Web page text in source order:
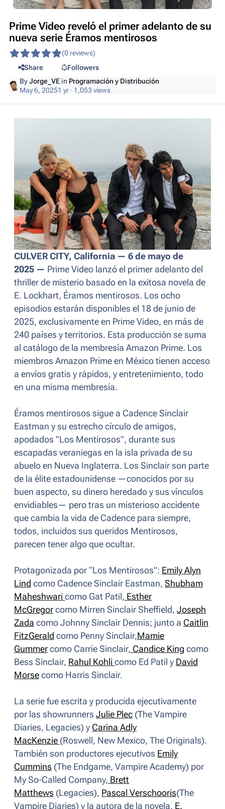
Prime Video reveló el primer adelanto de su
nueva serie Éramos mentirosos
(0 reviews)
Share
Followers
ByJorge_VE in Programación y Distribución
May 6, 20251 yr · 1,053 views
CULVER CITY, California — 6 de mayo de
2025 — Prime Video lanzó el primer adelanto del
thriller de misterio basado en la exitosa novela de
E. Lockhart, Éramos mentirosos. Los ocho
episodios estarán disponibles el 18 de junio de
2025, exclusivamente en Prime Video, en más de
240 países y territorios. Esta producción se suma
al catálogo de la membresía Amazon Prime. Los
miembros Amazon Prime en México tienen acceso
a envíos gratis y rápidos, y entretenimiento, todo
en una misma membresía.
Éramos mentirosos sigue a Cadence Sinclair
Eastman y su estrecho círculo de amigos,
apodados "Los Mentirosos", durante sus
escapadas veraniegas en la isla privada de su
abuelo en Nueva Inglaterra. Los Sinclair son parte
de la élite estadounidense —conocidos por su
buen aspecto, su dinero heredado y sus vínculos
envidiables— pero tras un misterioso accidente
que cambia la vida de Cadence para siempre,
todos, incluidos sus queridos Mentirosos,
parecen tener algo que ocultar.
Protagonizada por “Los Mentirosos”: Emily Alyn
Lind como Cadence Sinclair Eastman, Shubham
Maheshwari como Gat Patil, Esther
McGregor como Mirren Sinclair Sheffield, Joseph
Zada como Johnny Sinclair Dennis; junto a Caitlin
FitzGerald como Penny Sinclair,Mamie
Gummer como Carrie Sinclair, Candice King como
Bess Sinclair, Rahul Kohli como Ed Patil y David
Morse como Harris Sinclair.
La serie fue escrita y producida ejecutivamente
por las showrunners Julie Plec (The Vampire
Diaries, Legacies) y Carina Adly
MacKenzie (Roswell, New Mexico, The Originals).
También son productores ejecutivos Emily
Cummins (The Endgame, Vampire Academy) por
My So-Called Company, Brett
Matthews (Legacies), Pascal Verschooris(The
Vampire Diaries) y la autora de la novela, E.